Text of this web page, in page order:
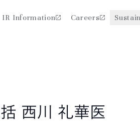
IR Information Careers
西川 礼華医